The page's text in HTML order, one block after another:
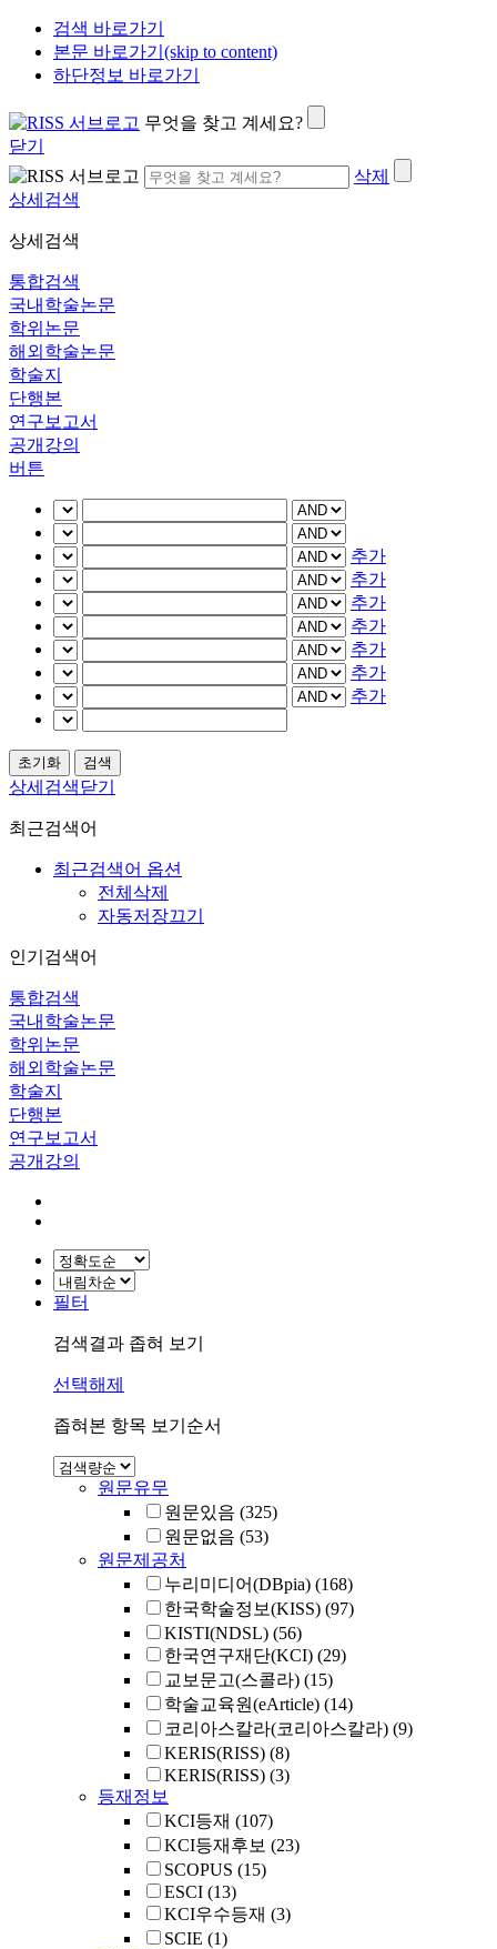
검색 바로가기
본문 바로가기(skip to content)
하단정보 바로가기
무엇을 찾고 계세요?
닫기
삭제
상세검색
상세검색
통합검색
국내학술논문
학위논문
해외학술논문
학술지
단행본
연구보고서
공개강의
버튼
추가
추가
추가
추가
추가
추가
추가
상세검색닫기
최근검색어
최근검색어 옵션
전체삭제
자동저장끄기
인기검색어
통합검색
국내학술논문
학위논문
해외학술논문
학술지
단행본
연구보고서
공개강의
필터
검색결과 좁혀 보기
선택해제
좁혀본 항목 보기순서
원문유무
원문있음 (325)
원문없음 (53)
원문제공처
누리미디어(DBpia) (168)
한국학술정보(KISS) (97)
KISTI(NDSL) (56)
한국연구재단(KCI) (29)
교보문고(스콜라) (15)
학술교육원(eArticle) (14)
코리아스칼라(코리아스칼라) (9)
KERIS(RISS) (8)
KERIS(RISS) (3)
등재정보
KCI등재 (107)
KCI등재후보 (23)
SCOPUS (15)
ESCI (13)
KCI우수등재 (3)
SCIE (1)